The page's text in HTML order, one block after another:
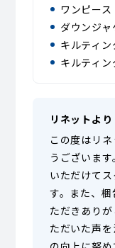
ワンピー
ダウンジ
キルティン
キルティ
リネットより
この度はリ
うございま
いただけて
す。また、
ただきあり
ただいた声